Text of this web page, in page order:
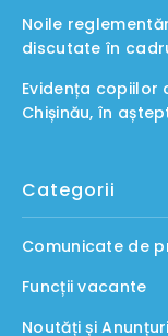
Noile
discutate în
Evidența
Chișinău, în
Categorii
Comunicate de
Funcții vacante
Noutăți și Anunțuri